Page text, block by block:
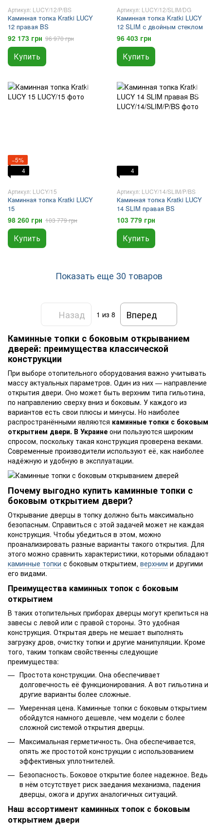
Артикул: LUCY/12/P/BS
Каминная топка Kratki LUCY
12 правая BS
92 173 грн 96 970 грн
Купить
Артикул: LUCY/12/SLIM/DG
Каминная топка Kratki LUCY
12 SLIM с двойным стеклом
96 403 грн
Купить
−5%
4
Артикул: LUCY/15
Каминная топка Kratki LUCY
15
98 260 грн 103 779 грн
Купить
4
Артикул: LUCY/14/SLIM/P/BS
Каминная топка Kratki LUCY
14 SLIM правая BS
103 779 грн
Купить
Показать еще 30 товаров
Назад 1 из 8
Вперед
Каминные топки с боковым открыванием
дверей: преимущества классической
конструкции
При выборе отопительного оборудования важно учитывать
массу актуальных параметров. Один из них — направление
открытия двери. Оно может быть верхним типа гильотина,
по направлению сверху вниз и боковым. У каждого из
вариантов есть свои плюсы и минусы. Но наиболее
распространёнными являются каминные топки с боковым
открытием двери. В Украине они пользуются широким
спросом, поскольку такая конструкция проверена веками.
Современные производители используют её, как наиболее
надёжную и удобную в эксплуатации.
Почему выгодно купить каминные топки с
боковым открытием двери?
Открывание дверцы в топку должно быть максимально
безопасным. Справиться с этой задачей может не каждая
конструкция. Чтобы убедиться в этом, можно
проанализировать разные варианты такого открытия. Для
этого можно сравнить характеристики, которыми обладают
каминные топки с боковым открытием, верхним и другими
его видами.
Преимущества каминных топок с боковым
открытием
В таких отопительных приборах дверцы могут крепиться на
завесы с левой или с правой стороны. Это удобная
конструкция. Открытая дверь не мешает выполнять
загрузку дров, очистку топки и другие манипуляции. Кроме
того, таким топкам свойственны следующие
преимущества:
Простота конструкции. Она обеспечивает
долговечность её функционирования. А вот гильотина и
другие варианты более сложные.
Умеренная цена. Каминные топки с боковым открытием
обойдутся намного дешевле, чем модели с более
сложной системой открытия дверцы.
Максимальная герметичность. Она обеспечивается,
опять же простотой конструкции с использованием
эффективных уплотнителей.
Безопасность. Боковое открытие более надежное. Ведь
в нём отсутствует риск заедания механизма, падения
дверцы, ожога и других аналогичных ситуаций.
Наш ассортимент каминных топок с боковым
открытием двери